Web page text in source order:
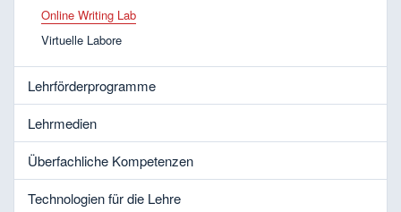
Online Writing Lab
Virtuelle Labore
Lehrförderprogramme
Lehrmedien
Überfachliche Kompetenzen
Technologien für die Lehre